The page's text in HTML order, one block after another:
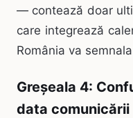
— contează doar
care integrează
România va
Greșeala 4:
data comunicării